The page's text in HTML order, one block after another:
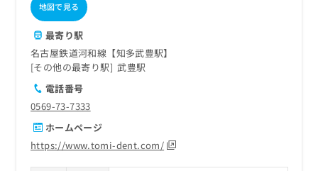
地図で見る
最寄り駅
名古屋鉄道河和線【知多武豊駅】
その他の最寄り駅
武豊駅
電話番号
0569-73-7333
ホームページ
https://www.tomi-dent.com/